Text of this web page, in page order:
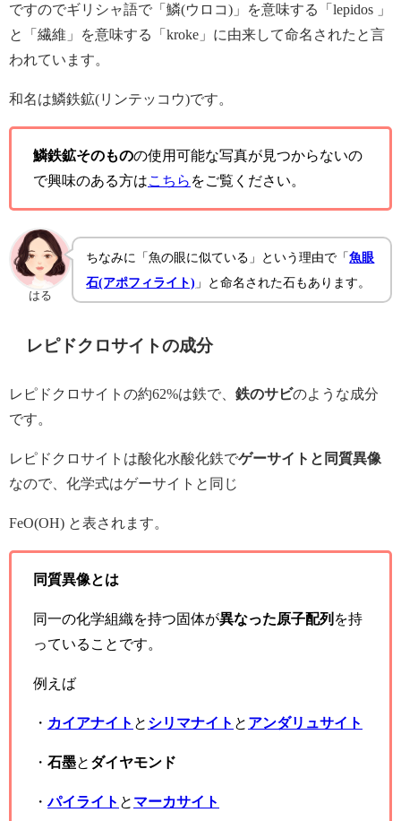
ですのでギリシャ語で「鱗(ウロコ)」を意味する「lepidos 」
と「繊維」を意味する「kroke」に由来して命名されたと言
われています。
和名は鱗鉄鉱(リンテッコウ)です。
鱗鉄鉱そのものの使用可能な写真が見つからないの
で興味のある方はこちら をご覧ください。
はる
ちなみに「魚の眼に似ている」という理由で「魚眼
石(アポフィライト) 」と命名された石もあります。
レピドクロサイトの成分
レピドクロサイトの約62%は鉄で、 鉄のサビのような成分
です。
レピドクロサイトは酸化水酸化鉄でゲーサイトと同質異像
なので、化学式はゲーサイトと同じ
FeO(OH) と表されます。
同質異像とは
同一の化学組織を持つ固体が異なった原子配列 を持
っていることです。
例えば
・ カイアナイト と シリマナイト と アンダリュサイト
・ 石墨と ダイヤモンド
・パイライト と マーカサイト